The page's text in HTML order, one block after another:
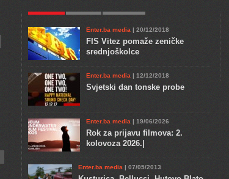
Enter.ba media | 20/12/2018
FIS Vitez pomaže zeničke
srednjoškolce
Enter.ba media | 12/12/2018
Svjetski dan tonske probe
Enter.ba media | 19/06/2026
Rok za prijavu filmova: 2.
kolovoza 2026.|
Enter.ba media | 07/05/2013